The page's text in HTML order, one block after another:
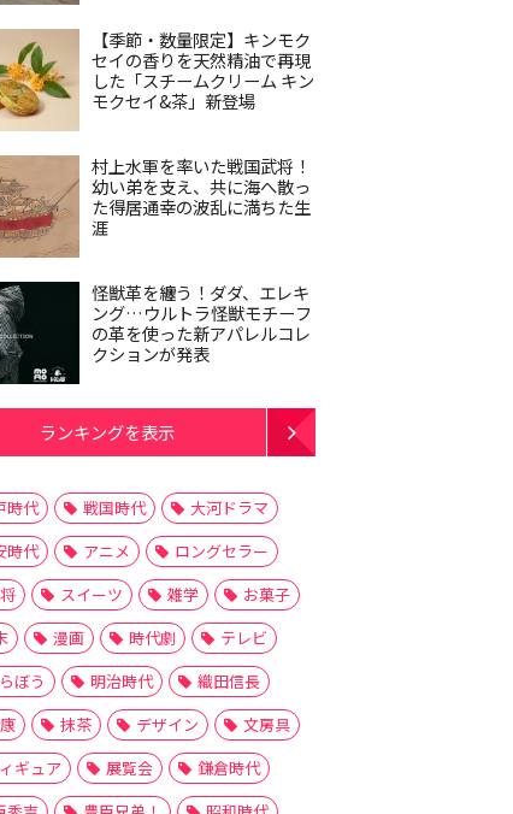
【季節・数量限定】キンモク
セイの香りを天然精油で再現
した「スチームクリーム キン
モクセイ&茶」新登場
村上水軍を率いた戦国武将！
幼い弟を支え、共に海へ散っ
た得居通幸の波乱に満ちた生
涯
怪獣革を纏う！ダダ、エレキ
ング…ウルトラ怪獣モチーフ
の革を使った新アパレルコレ
クションが発表
ランキングを表示
時代 戦国時代
大河ドラマ
時代
アニメ
ロングセラー
スイーツ 雑学
お菓子
漫画 時代劇
テレビ
ぼう
明治時代
織田信長
抹茶 デザイン
文房具
ギュア
展覧会
鎌倉時代